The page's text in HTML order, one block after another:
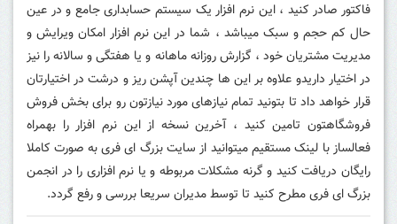
فاکتور صادر کنید ، این نرم افزار یک سیستم حسابداری جامع و در عین
حال کم حجم و سبک میباشد ، شما در این نرم افزار امکان ویرایش و
مدیریت مشتریان خود ، گزارش روزانه ماهانه و یا هفتگی و سالانه را نیز
در اختیار داریدو علاوه بر این ها چندین آپشن ریز و درشت در اختیارتان
قرار خواهد داد تا بتونید تمام نیازهای مورد نیازتون رو برای بخش فروش
فروشگاهتون تامین کنید ، آخرین نسخه از این نرم افزار را بهمراه
فعالساز با لینک مستقیم میتوانید از سایت بزرگ ای فری به صورت کاملا
رایگان دریافت کنید و گرنه مشکلات مربوطه و یا نرم افزاری را در انجمن
بزرگ ای فری مطرح کنید تا توسط مدیران سریعا بررسی و رفع گردد.